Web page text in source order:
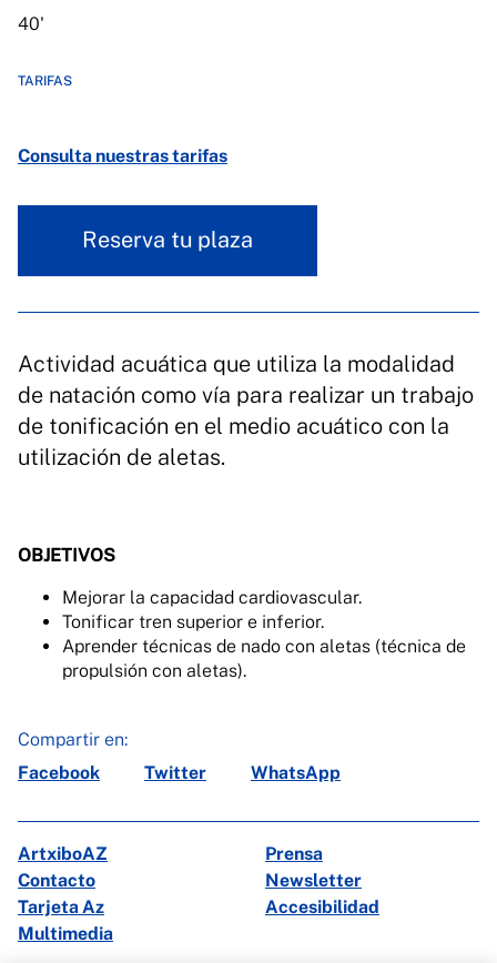
40'
TARIFAS
Consulta nuestras tarifas
Reserva tu plaza
Actividad acuática que utiliza la modalidad
de natación como vía para realizar un trabajo
de tonificación en el medio acuático con la
utilización de aletas.
OBJETIVOS
Mejorar la capacidad cardiovascular.
Tonificar tren superior e inferior.
Aprender técnicas de nado con aletas (técnica de
propulsión con aletas).
Compartir en:
Facebook
Twitter WhatsApp
ArtxiboAZ
Prensa
Contacto
Newsletter
Tarjeta Az
Accesibilidad
Multimedia